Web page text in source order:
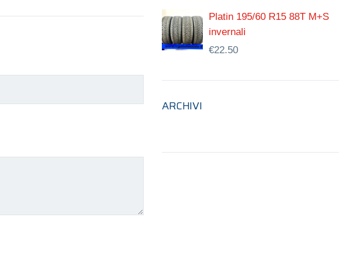
Platin 195/60 R15 88T M+S
invernali
€22.50
ARCHIVI